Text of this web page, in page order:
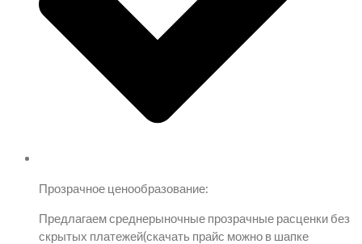
Прозрачное ценообразование:
Предлагаем среднерыночные прозрачные расценки без
скрытых платежей(скачать прайс можно в шапке